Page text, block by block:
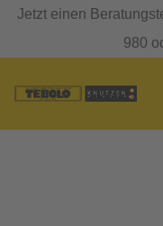
Jetzt einen
980